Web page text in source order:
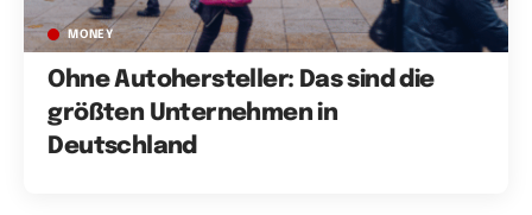
MONEY
Ohne Autohersteller: Das sind die
größten Unternehmen in
Deutschland